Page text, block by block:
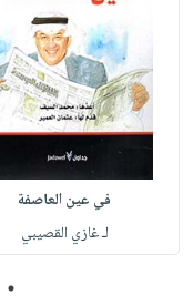
في عين العاصفة
لـ غازي القصيبي
1